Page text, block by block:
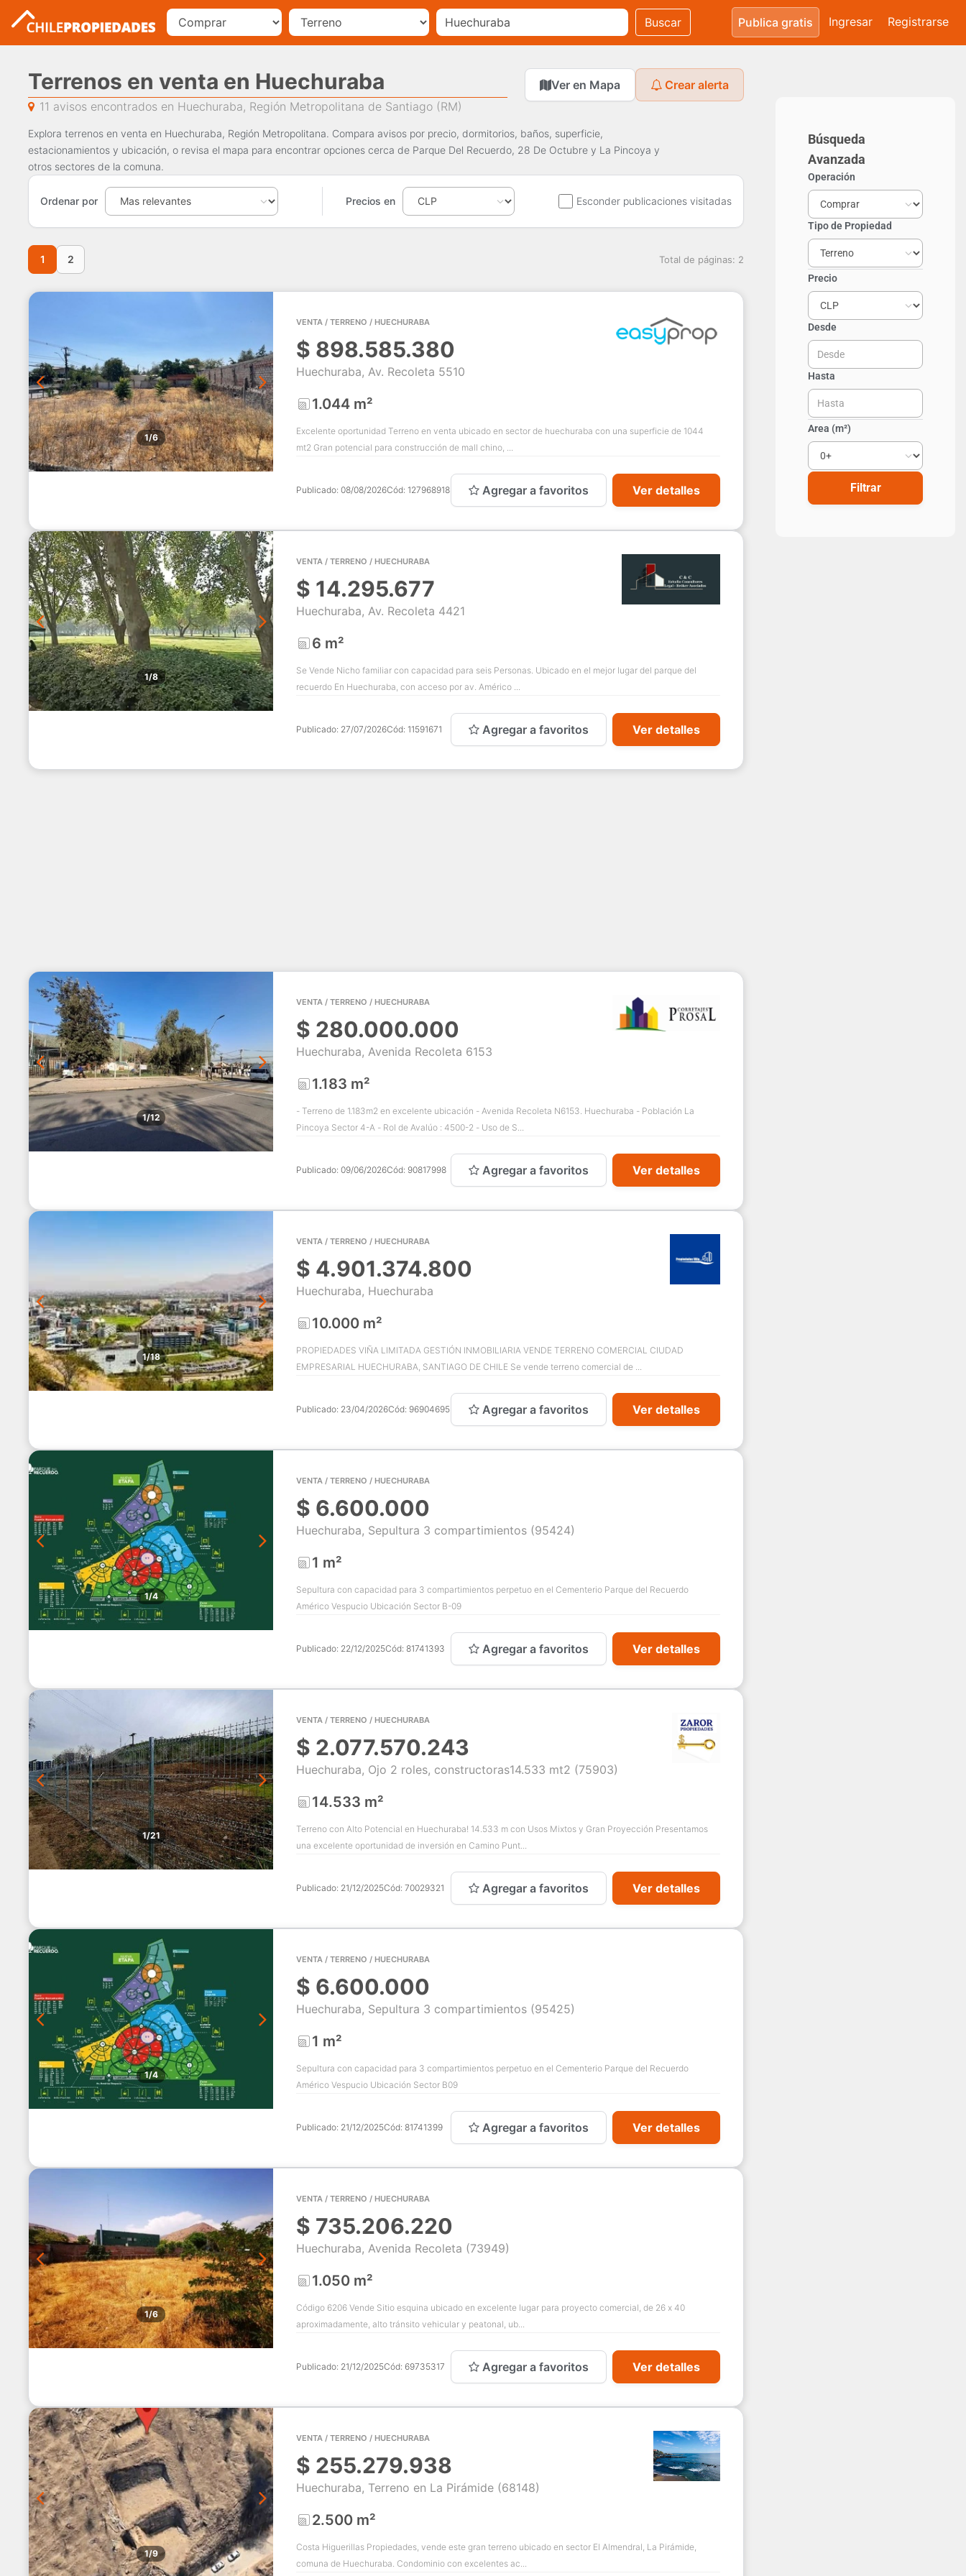
Buscar Publica gratis Ingresar Registrarse
Terrenos en venta en Huechuraba
11 avisos encontrados en Huechuraba, Región Metropolitana de Santiago (RM)
Ver en Mapa Crear alerta
Explora terrenos en venta en Huechuraba, Región Metropolitana. Compara avisos por precio, dormitorios, baños, superficie,
estacionamientos y ubicación, o revisa el mapa para encontrar opciones cerca de Parque Del Recuerdo, 28 De Octubre y La Pincoya y
otros sectores de la comuna.
Ordenar por Precios en Esconder publicaciones visitadas
1 2 Total de páginas: 2
1/6
VENTA / TERRENO / HUECHURABA
$ 898.585.380
Huechuraba, Av. Recoleta 5510
1.044 m²
Excelente oportunidad Terreno en venta ubicado en sector de huechuraba con una superficie de 1044
mt2 Gran potencial para construcción de mall chino, ...
Publicado: 08/08/2026Cód: 127968918 Agregar a favoritos Ver detalles
1/8
VENTA / TERRENO / HUECHURABA
$ 14.295.677
Huechuraba, Av. Recoleta 4421
6 m²
Se Vende Nicho familiar con capacidad para seis Personas. Ubicado en el mejor lugar del parque del
recuerdo En Huechuraba, con acceso por av. Américo ...
Publicado: 27/07/2026Cód: 11591671 Agregar a favoritos Ver detalles
1/12
VENTA / TERRENO / HUECHURABA
$ 280.000.000
Huechuraba, Avenida Recoleta 6153
1.183 m²
- Terreno de 1.183m2 en excelente ubicación - Avenida Recoleta N6153. Huechuraba - Población La
Pincoya Sector 4-A - Rol de Avalúo : 4500-2 - Uso de S...
Publicado: 09/06/2026Cód: 90817998 Agregar a favoritos Ver detalles
1/18
VENTA / TERRENO / HUECHURABA
$ 4.901.374.800
Huechuraba, Huechuraba
10.000 m²
PROPIEDADES VIÑA LIMITADA GESTIÓN INMOBILIARIA VENDE TERRENO COMERCIAL CIUDAD
EMPRESARIAL HUECHURABA, SANTIAGO DE CHILE Se vende terreno comercial de ...
Publicado: 23/04/2026Cód: 96904695 Agregar a favoritos Ver detalles
1/4
VENTA / TERRENO / HUECHURABA
$ 6.600.000
Huechuraba, Sepultura 3 compartimientos (95424)
1 m²
Sepultura con capacidad para 3 compartimientos perpetuo en el Cementerio Parque del Recuerdo
Américo Vespucio Ubicación Sector B-09
Publicado: 22/12/2025Cód: 81741393 Agregar a favoritos Ver detalles
1/21
VENTA / TERRENO / HUECHURABA
$ 2.077.570.243
Huechuraba, Ojo 2 roles, constructoras14.533 mt2 (75903)
14.533 m²
Terreno con Alto Potencial en Huechuraba! 14.533 m con Usos Mixtos y Gran Proyección Presentamos
una excelente oportunidad de inversión en Camino Punt...
Publicado: 21/12/2025Cód: 70029321 Agregar a favoritos Ver detalles
1/4
VENTA / TERRENO / HUECHURABA
$ 6.600.000
Huechuraba, Sepultura 3 compartimientos (95425)
1 m²
Sepultura con capacidad para 3 compartimientos perpetuo en el Cementerio Parque del Recuerdo
Américo Vespucio Ubicación Sector B09
Publicado: 21/12/2025Cód: 81741399 Agregar a favoritos Ver detalles
1/6
VENTA / TERRENO / HUECHURABA
$ 735.206.220
Huechuraba, Avenida Recoleta (73949)
1.050 m²
Código 6206 Vende Sitio esquina ubicado en excelente lugar para proyecto comercial, de 26 x 40
aproximadamente, alto tránsito vehicular y peatonal, ub...
Publicado: 21/12/2025Cód: 69735317 Agregar a favoritos Ver detalles
1/9
VENTA / TERRENO / HUECHURABA
$ 255.279.938
Huechuraba, Terreno en La Pirámide (68148)
2.500 m²
Costa Higuerillas Propiedades, vende este gran terreno ubicado en sector El Almendral, La Pirámide,
comuna de Huechuraba. Condominio con excelentes ac...
Búsqueda
Avanzada
Operación
Tipo de Propiedad
Precio
Desde
Hasta
Area (m²)
Filtrar